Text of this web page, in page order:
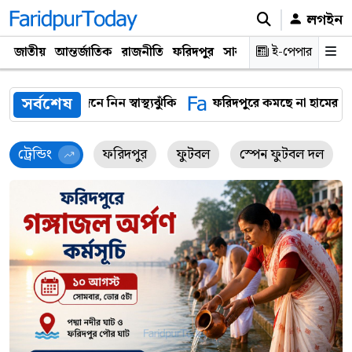
লগইন
জাতীয় আন্তর্জাতিক রাজনীতি ফরিদপুর সারাদেশ প্রযুক্তি
ই-পেপার
সর্বশেষ
ফরিদপুরে কমছে না হামের সংক্রমণ, একদিনে শনাক্ত আরও ৩৬ রোগী
ট্রেন্ডিং ফরিদপুর ফুটবল স্পেন ফুটবল দল